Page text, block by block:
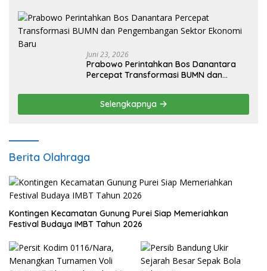
Juni 23, 2026
Prabowo Perintahkan Bos Danantara
Percepat Transformasi BUMN dan
Selengkapnya
Berita Olahraga
Kontingen Kecamatan Gunung Purei Siap Memeriahkan
Festival Budaya IMBT Tahun 2026